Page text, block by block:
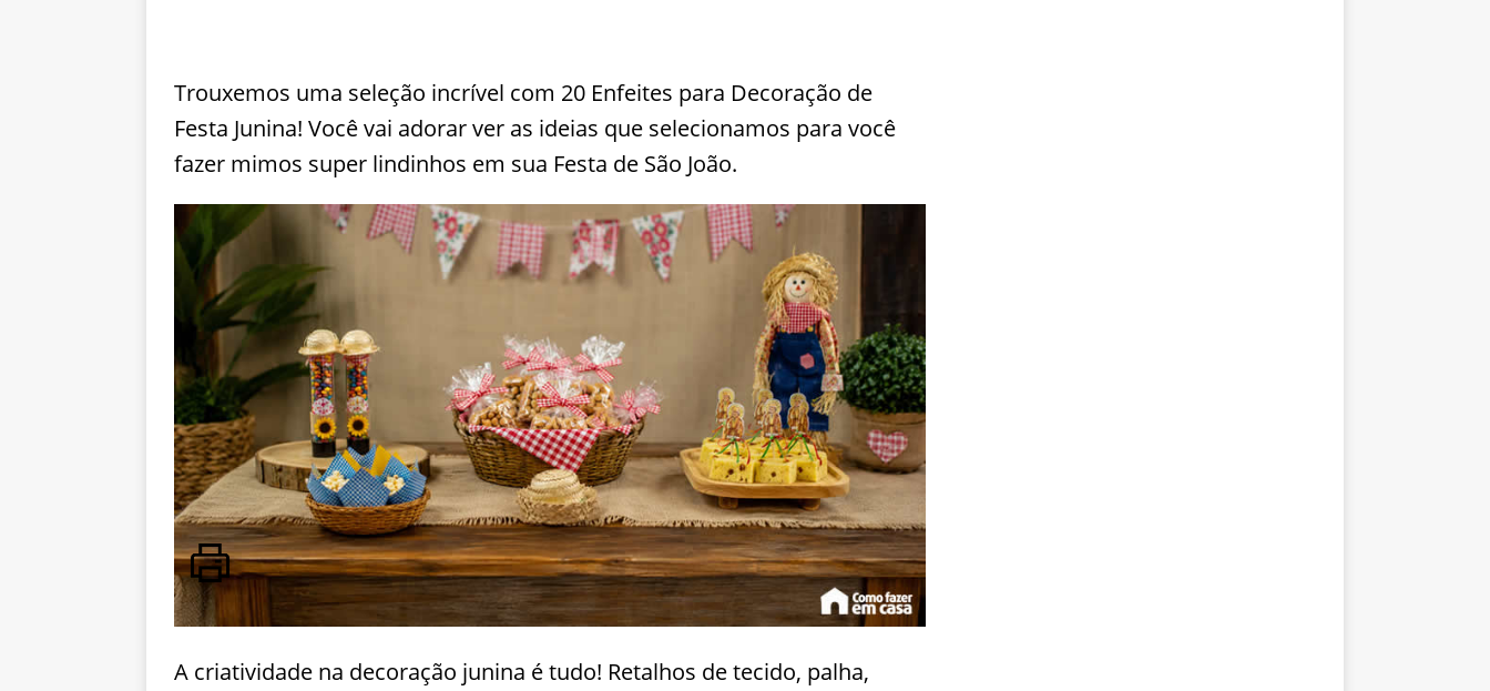
Trouxemos uma seleção incrível com 20 Enfeites para Decoração de
Festa Junina! Você vai adorar ver as ideias que selecionamos para você
fazer mimos super lindinhos em sua Festa de São João.
A criatividade na decoração junina é tudo! Retalhos de tecido, palha,